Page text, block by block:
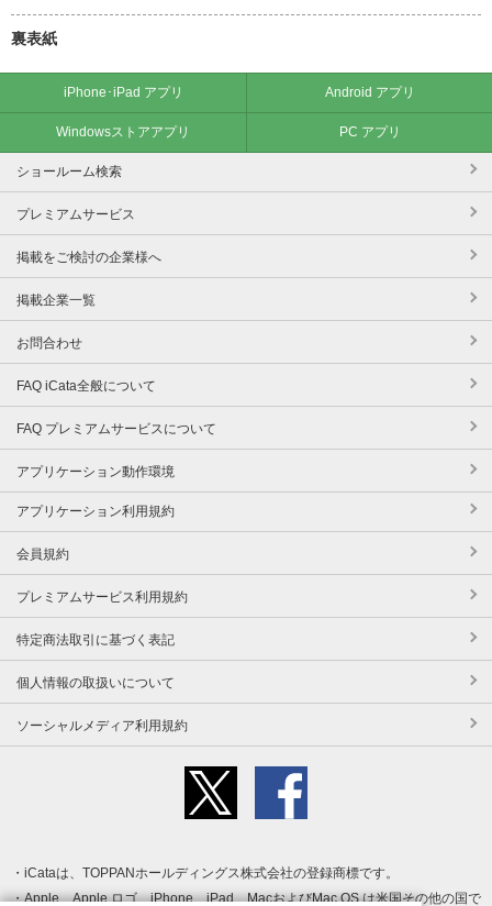
裏表紙
iPhone･iPad アプリ Android アプリ
Windowsストアアプリ PC アプリ
ショールーム検索
プレミアムサービス
掲載をご検討の企業様へ
掲載企業一覧
お問合わせ
FAQ iCata全般について
FAQ プレミアムサービスについて
アプリケーション動作環境
アプリケーション利用規約
会員規約
プレミアムサービス利用規約
特定商法取引に基づく表記
個人情報の取扱いについて
ソーシャルメディア利用規約
iCataは、TOPPANホールディングス株式会社の登録商標です。
Apple、Apple ロゴ、iPhone、iPad、MacおよびMac OS は米国その他の国で